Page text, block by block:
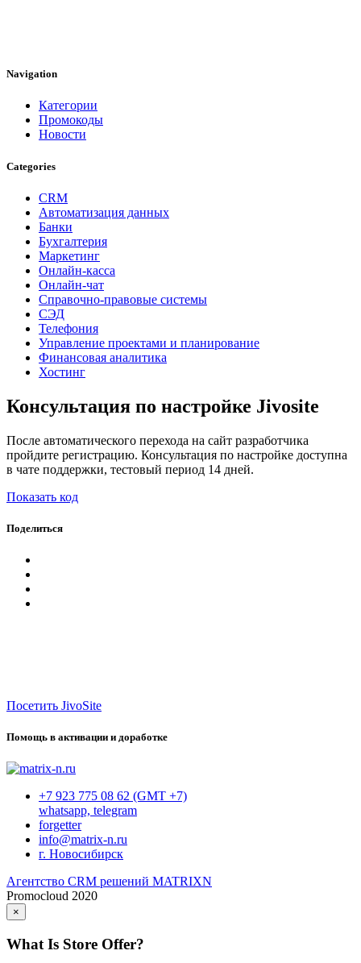
Navigation
Категории
Промокоды
Новости
Categories
CRM
Автоматизация данных
Банки
Бухгалтерия
Маркетинг
Онлайн-касса
Онлайн-чат
Справочно-правовые системы
СЭД
Телефония
Управление проектами и планирование
Финансовая аналитика
Хостинг
Консультация по настройке Jivosite
После автоматического перехода на сайт разработчика
пройдите регистрацию. Консультация по настройке доступна
в чате поддержки, тестовый период 14 дней.
Показать код
Поделиться
Посетить JivoSite
Помощь в активации и доработке
+7 923 775 08 62 (GMT +7)
whatsapp, telegram
forgetter
info@matrix-n.ru
г. Новосибирск
Агентство CRM решений MATRIXN
Promocloud 2020
×
What Is Store Offer?